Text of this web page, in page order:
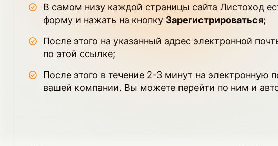
В самом низу каждой страницы сайта Листоход
форму и нажать на кнопку Зарегистрироваться;
После этого на указанный адрес электронной
по этой ссылке;
После этого в течение 2-3 минут на электронную
вашей компании. Вы можете перейти по ним и